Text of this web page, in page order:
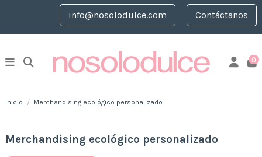
info@nosolodulce.com Contáctanos
0
Inicio Merchandising ecológico personalizado
Merchandising ecológico personalizado